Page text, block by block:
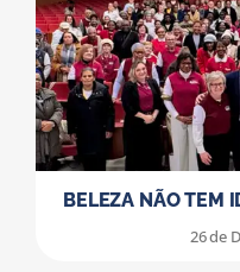
BELEZA NÃO TEM
26 de